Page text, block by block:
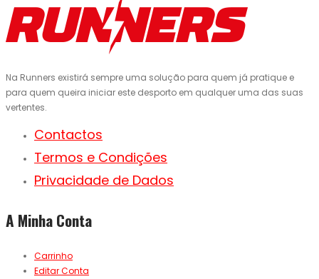
Na Runners existirá sempre uma solução para quem já pratique e
para quem queira iniciar este desporto em qualquer uma das suas
vertentes.
Contactos
Termos e Condições
Privacidade de Dados
A Minha Conta
Carrinho
Editar Conta